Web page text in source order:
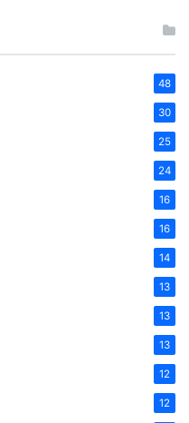
48
30
25
24
16
16
14
13
13
13
12
12